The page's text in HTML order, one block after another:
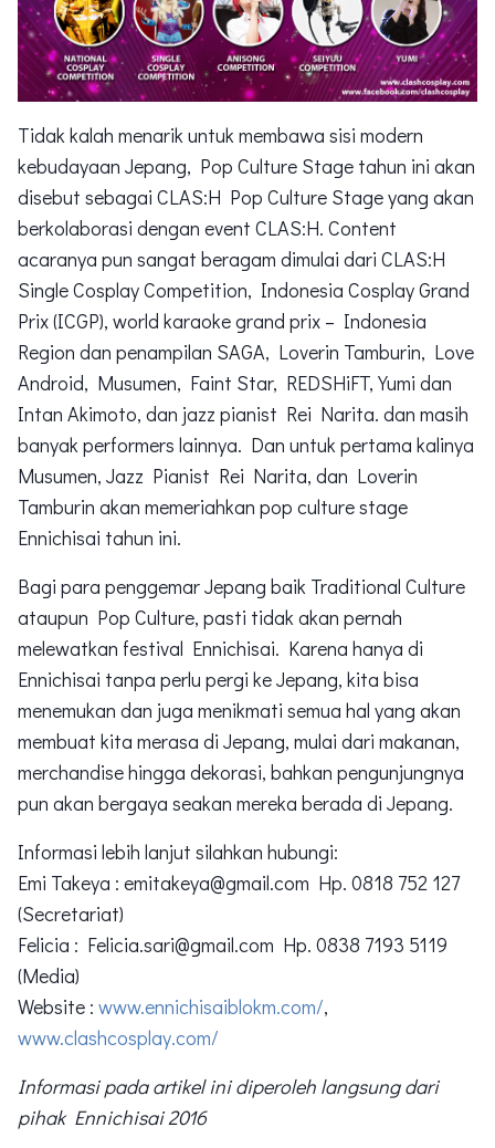
Tidak kalah menarik untuk membawa sisi modern
kebudayaan Jepang, Pop Culture Stage tahun ini akan
disebut sebagai CLAS:H Pop Culture Stage yang akan
berkolaborasi dengan event CLAS:H. Content
acaranya pun sangat beragam dimulai dari CLAS:H
Single Cosplay Competition, Indonesia Cosplay Grand
Prix (ICGP), world karaoke grand prix – Indonesia
Region dan penampilan SAGA, Loverin Tamburin, Love
Android, Musumen, Faint Star, REDSHiFT, Yumi dan
Intan Akimoto, dan jazz pianist Rei Narita. dan masih
banyak performers lainnya. Dan untuk pertama kalinya
Musumen, Jazz Pianist Rei Narita, dan Loverin
Tamburin akan memeriahkan pop culture stage
Ennichisai tahun ini.
Bagi para penggemar Jepang baik Traditional Culture
ataupun Pop Culture, pasti tidak akan pernah
melewatkan festival Ennichisai. Karena hanya di
Ennichisai tanpa perlu pergi ke Jepang, kita bisa
menemukan dan juga menikmati semua hal yang akan
membuat kita merasa di Jepang, mulai dari makanan,
merchandise hingga dekorasi, bahkan pengunjungnya
pun akan bergaya seakan mereka berada di Jepang.
Informasi lebih lanjut silahkan hubungi:
Emi Takeya : emitakeya@gmail.com Hp. 0818 752 127
(Secretariat)
Felicia : Felicia.sari@gmail.com Hp. 0838 7193 5119
(Media)
Website : www.ennichisaiblokm.com/,
www.clashcosplay.com/
Informasi pada artikel ini diperoleh langsung dari
pihak Ennichisai 2016